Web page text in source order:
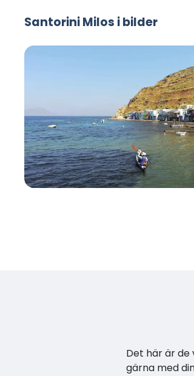
Santorini Milos i bilder
Det här är de
gärna med